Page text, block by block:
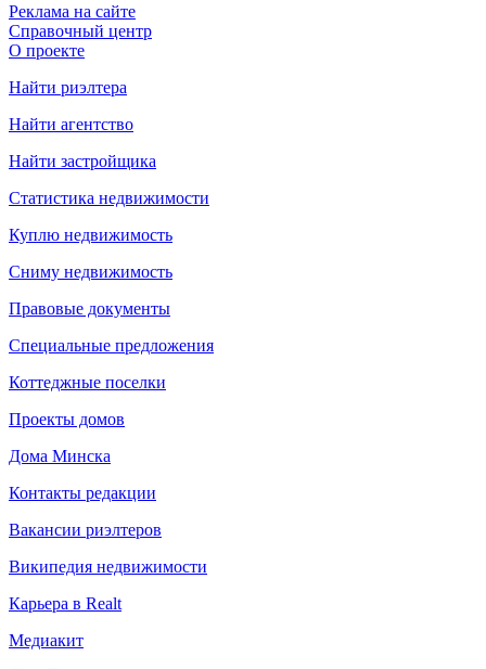
Реклама на сайте
Справочный центр
О проекте
Найти риэлтера
Найти агентство
Найти застройщика
Статистика недвижимости
Куплю недвижимость
Сниму недвижимость
Правовые документы
Специальные предложения
Коттеджные поселки
Проекты домов
Дома Минска
Контакты редакции
Вакансии риэлтеров
Википедия недвижимости
Карьера в Realt
Медиакит